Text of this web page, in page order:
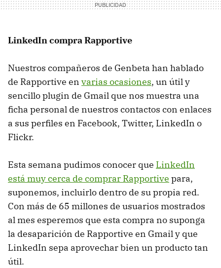
LinkedIn compra Rapportive
Nuestros compañeros de Genbeta han hablado
de Rapportive en varias ocasiones, un útil y
sencillo plugin de Gmail que nos muestra una
ficha personal de nuestros contactos con enlaces
a sus perfiles en Facebook, Twitter, LinkedIn o
Flickr.
Esta semana pudimos conocer que LinkedIn
está muy cerca de comprar Rapportive para,
suponemos, incluirlo dentro de su propia red.
Con más de 65 millones de usuarios mostrados
al mes esperemos que esta compra no suponga
la desaparición de Rapportive en Gmail y que
LinkedIn sepa aprovechar bien un producto tan
útil.